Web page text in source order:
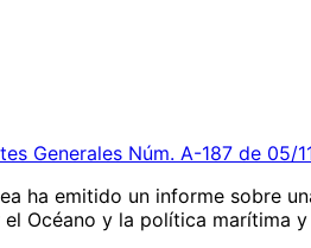
Generales Núm. A-187 de 05/
ha emitido un informe sobre
Océano y la política marítima